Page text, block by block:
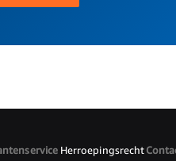
Herroepingsrecht